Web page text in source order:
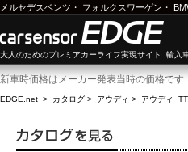
メルセデスベンツ ・ フォルクスワーゲン ・
大人のためのプレミアカーライフ実現サイト 輸入
新車時価格はメーカー発表当時の価格です
EDGE.net > カタログ > アウディ > アウディ